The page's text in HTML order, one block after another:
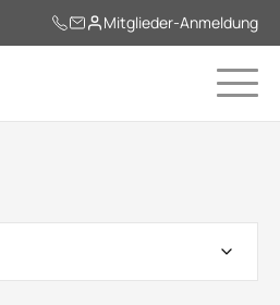
Mitglieder-Anmeldung